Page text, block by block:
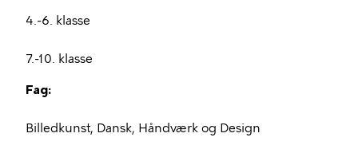
4.-6. klasse
7.-10. klasse
Fag:
Billedkunst, Dansk, Håndværk og Design